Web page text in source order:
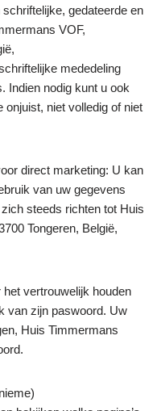
gedateerde en
VOF,
mededeling
Indien nodig kunt u ook
niet volledig of niet
direct marketing: U kan
van uw gegevens
steeds richten tot Huis
Tongeren, België,
vertrouwelijk houden
van zijn paswoord. Uw
Huis Timmermans